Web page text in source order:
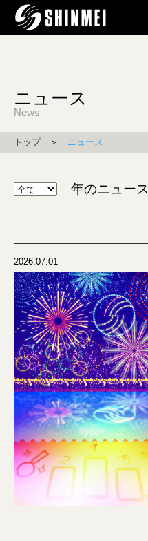
ニュース
News
トップ＞ ニュース
年のニュース
2026.07.01